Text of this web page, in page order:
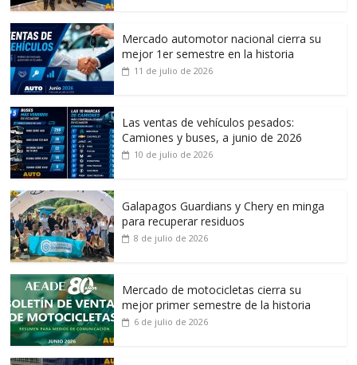
Mercado automotor nacional cierra su
mejor 1er semestre en la historia
11 de julio de 2026
Las ventas de vehículos pesados:
Camiones y buses, a junio de 2026
10 de julio de 2026
Galapagos Guardians y Chery en minga
para recuperar residuos
8 de julio de 2026
Mercado de motocicletas cierra su
mejor primer semestre de la historia
6 de julio de 2026